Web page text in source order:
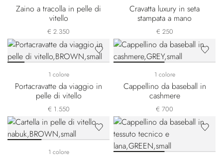
Zaino a tracolla in pelle di
vitello
€ 2.350
Cravatta luxury in seta
stampata a mano
€ 250
1 colore
Portacravatte da viaggio in
pelle di vitello
€ 1.550
1 colore
Cappellino da baseball in
cashmere
€ 700
1 colore